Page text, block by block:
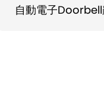
自動電子Doorbell